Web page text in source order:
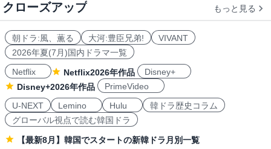
クローズアップ もっと見る
朝ドラ:風、薫る 大河:豊臣兄弟!
VIVANT
2026年夏(7月)国内ドラマ一覧
Netflix
Netflix2026年作品
Disney+
Disney+2026年作品
PrimeVideo
U-NEXT
Lemino Hulu
韓ドラ歴史コラム
グローバル視点で読む韓国ドラ
【最新8月】韓国でスタートの新韓ドラ月別一覧